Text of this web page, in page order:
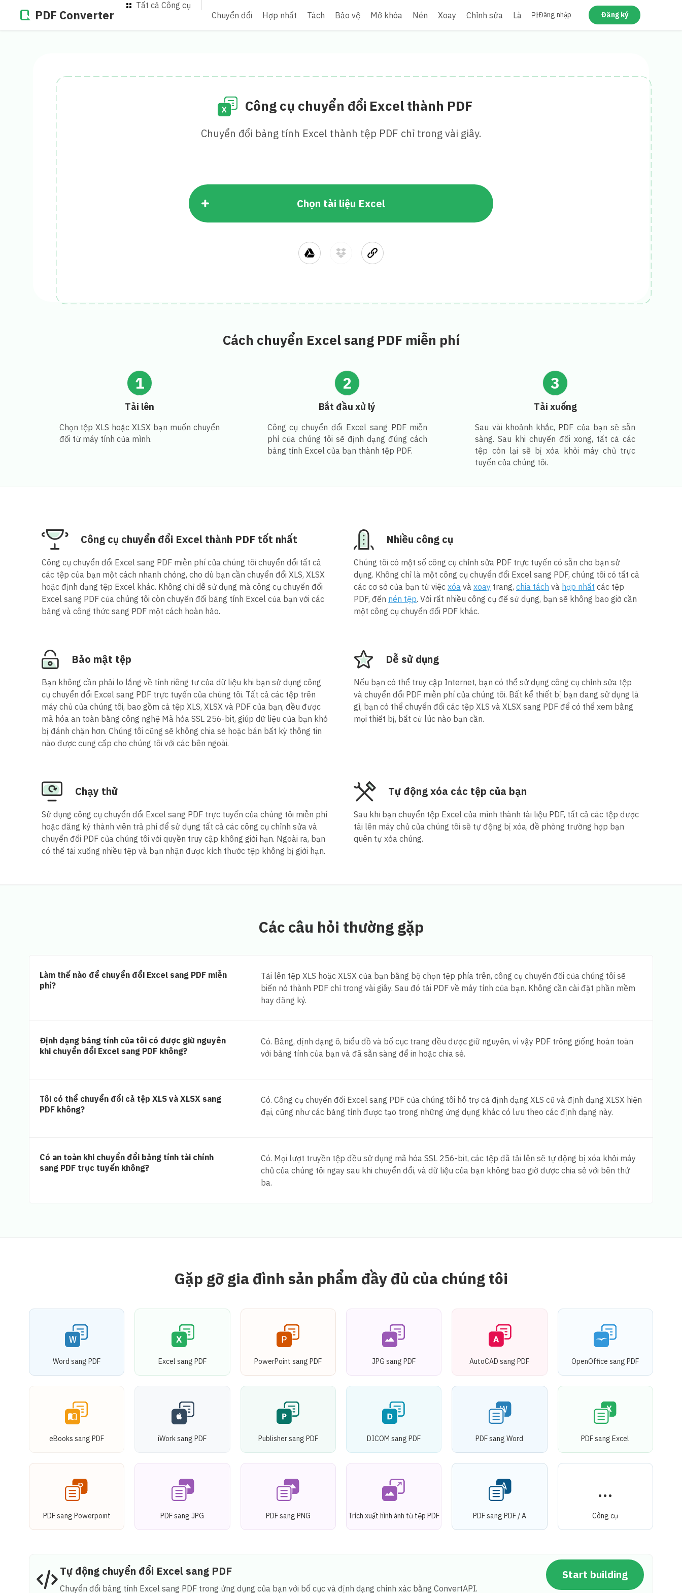
PDF Converter
Tất cả Công cụ
Chuyển đổi
Hợp nhất Tách Bảo vệ Mở khóa Nén Xoay Chỉnh sửa Làm Phẳng Bẹt
Đăng nhập Đăng ký
Công cụ chuyển đổi Excel thành PDF
Chuyển đổi bảng tính Excel thành tệp PDF chỉ trong vài giây.
Chọn tài liệu Excel
Cách chuyển Excel sang PDF miễn phí
1
Tải lên
Chọn tệp XLS hoặc XLSX bạn muốn chuyển
đổi từ máy tính của mình.
2
Bắt đầu xử lý
Công cụ chuyển đổi Excel sang PDF miễn
phí của chúng tôi sẽ định dạng đúng cách
bảng tính Excel của bạn thành tệp PDF.
3
Tải xuống
Sau vài khoảnh khắc, PDF của bạn sẽ sẵn
sàng. Sau khi chuyển đổi xong, tất cả các
tệp còn lại sẽ bị xóa khỏi máy chủ trực
tuyến của chúng tôi.
Công cụ chuyển đổi Excel thành PDF tốt nhất
Công cụ chuyển đổi Excel sang PDF miễn phí của chúng tôi chuyển đổi tất cả
các tệp của bạn một cách nhanh chóng, cho dù bạn cần chuyển đổi XLS, XLSX
hoặc định dạng tệp Excel khác. Không chỉ dễ sử dụng mà công cụ chuyển đổi
Excel sang PDF của chúng tôi còn chuyển đổi bảng tính Excel của bạn với các
bảng và công thức sang PDF một cách hoàn hảo.
Nhiều công cụ
Chúng tôi có một số công cụ chỉnh sửa PDF trực tuyến có sẵn cho bạn sử
dụng. Không chỉ là một công cụ chuyển đổi Excel sang PDF, chúng tôi có tất cả
các cơ sở của bạn từ việc xóa và xoay trang, chia tách và hợp nhất các tệp
PDF, đến nén tệp. Với rất nhiều công cụ để sử dụng, bạn sẽ không bao giờ cần
một công cụ chuyển đổi PDF khác.
Bảo mật tệp
Bạn không cần phải lo lắng về tính riêng tư của dữ liệu khi bạn sử dụng công
cụ chuyển đổi Excel sang PDF trực tuyến của chúng tôi. Tất cả các tệp trên
máy chủ của chúng tôi, bao gồm cả tệp XLS, XLSX và PDF của bạn, đều được
mã hóa an toàn bằng công nghệ Mã hóa SSL 256-bit, giúp dữ liệu của bạn khó
bị đánh chặn hơn. Chúng tôi cũng sẽ không chia sẻ hoặc bán bất kỳ thông tin
nào được cung cấp cho chúng tôi với các bên ngoài.
Dễ sử dụng
Nếu bạn có thể truy cập Internet, bạn có thể sử dụng công cụ chỉnh sửa tệp
và chuyển đổi PDF miễn phí của chúng tôi. Bất kể thiết bị bạn đang sử dụng là
gì, bạn có thể chuyển đổi các tệp XLS và XLSX sang PDF để có thể xem bằng
mọi thiết bị, bất cứ lúc nào bạn cần.
Chạy thử
Sử dụng công cụ chuyển đổi Excel sang PDF trực tuyến của chúng tôi miễn phí
hoặc đăng ký thành viên trả phí để sử dụng tất cả các công cụ chỉnh sửa và
chuyển đổi PDF của chúng tôi với quyền truy cập không giới hạn. Ngoài ra, bạn
có thể tải xuống nhiều tệp và bạn nhận được kích thước tệp không bị giới hạn.
Tự động xóa các tệp của bạn
Sau khi bạn chuyển tệp Excel của mình thành tài liệu PDF, tất cả các tệp được
tải lên máy chủ của chúng tôi sẽ tự động bị xóa, đề phòng trường hợp bạn
quên tự xóa chúng.
Các câu hỏi thường gặp
Làm thế nào để chuyển đổi Excel sang PDF miễn
phí?
Tải lên tệp XLS hoặc XLSX của bạn bằng bộ chọn tệp phía trên, công cụ chuyển đổi của chúng tôi sẽ
biến nó thành PDF chỉ trong vài giây. Sau đó tải PDF về máy tính của bạn. Không cần cài đặt phần mềm
hay đăng ký.
Định dạng bảng tính của tôi có được giữ nguyên
khi chuyển đổi Excel sang PDF không?
Có. Bảng, định dạng ô, biểu đồ và bố cục trang đều được giữ nguyên, vì vậy PDF trông giống hoàn toàn
với bảng tính của bạn và đã sẵn sàng để in hoặc chia sẻ.
Tôi có thể chuyển đổi cả tệp XLS và XLSX sang
PDF không?
Có. Công cụ chuyển đổi Excel sang PDF của chúng tôi hỗ trợ cả định dạng XLS cũ và định dạng XLSX hiện
đại, cũng như các bảng tính được tạo trong những ứng dụng khác có lưu theo các định dạng này.
Có an toàn khi chuyển đổi bảng tính tài chính
sang PDF trực tuyến không?
Có. Mọi lượt truyền tệp đều sử dụng mã hóa SSL 256-bit, các tệp đã tải lên sẽ tự động bị xóa khỏi máy
chủ của chúng tôi ngay sau khi chuyển đổi, và dữ liệu của bạn không bao giờ được chia sẻ với bên thứ
ba.
Gặp gỡ gia đình sản phẩm đầy đủ của chúng tôi
Word sang PDF Excel sang PDF PowerPoint sang PDF JPG sang PDF AutoCAD sang PDF OpenOffice sang PDF
eBooks sang PDF iWork sang PDF Publisher sang PDF DICOM sang PDF PDF sang Word PDF sang Excel
PDF sang Powerpoint PDF sang JPG PDF sang PNG Trích xuất hình ảnh từ tệp PDF PDF sang PDF / A Công cụ
Tự động chuyển đổi Excel sang PDF
Chuyển đổi bảng tính Excel sang PDF trong ứng dụng của bạn với bố cục và định dạng chính xác bằng ConvertAPI.
Start building